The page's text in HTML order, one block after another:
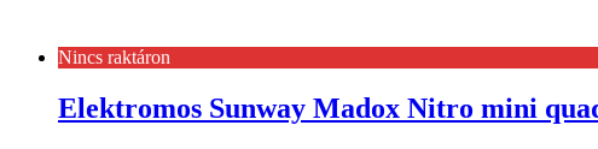
Nincs raktáron
Elektromos Sunway Madox Nitro mini